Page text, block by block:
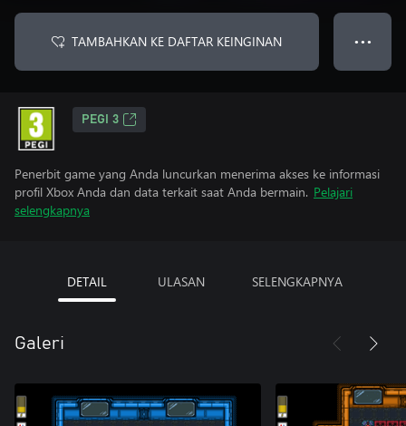
TAMBAHKAN KE DAFTAR KEINGINAN ● ● ●
PEGI 3
Penerbit game yang Anda luncurkan menerima akses ke informasi
profil Xbox Anda dan data terkait saat Anda bermain. Pelajari
selengkapnya
DETAIL ULASAN SELENGKAPNYA
Galeri